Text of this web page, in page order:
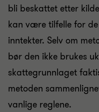
bli beskattet etter
kan være tilfelle for
inntekter. Selv om
bør den ikke brukes
skattegrunnlaget
metoden
vanlige reglene.